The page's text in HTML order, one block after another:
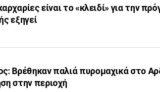
καρχαρίες είναι το «κλειδί» για την
εξηγεί
Βρέθηκαν παλιά πυρομαχικά στο
στην περιοχή